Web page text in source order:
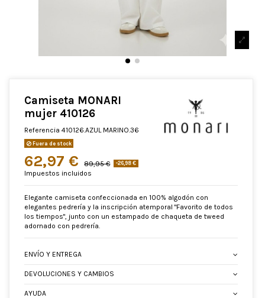
Camiseta MONARI
mujer 410126
Referencia 410126.AZUL MARINO.36
Fuera de stock
62,97 € 89,95 € -26,98 €
Impuestos incluidos
Elegante camiseta confeccionada en 100% algodón con
elegantes pedrería y la inscripción atemporal "Favorito de todos
los tiempos", junto con un estampado de chaqueta de tweed
adornado con pedrería.
ENVÍO Y ENTREGA
DEVOLUCIONES Y CAMBIOS
AYUDA